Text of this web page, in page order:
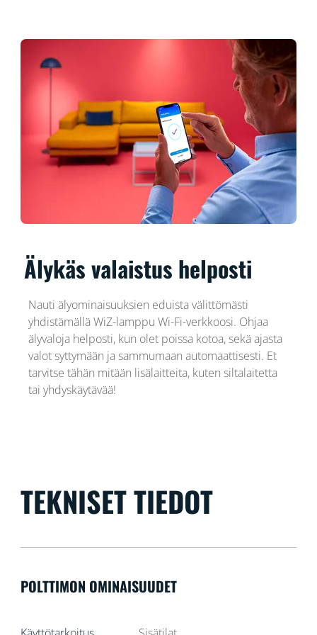
Älykäs valaistus helposti
Nauti älyominaisuuksien eduista välittömästi
yhdistämällä WiZ-lamppu Wi-Fi-verkkoosi. Ohjaa
älyvaloja helposti, kun olet poissa kotoa, sekä ajasta
valot syttymään ja sammumaan automaattisesti. Et
tarvitse tähän mitään lisälaitteita, kuten siltalaitetta
tai yhdyskäytävää!
TEKNISET TIEDOT
POLTTIMON OMINAISUUDET